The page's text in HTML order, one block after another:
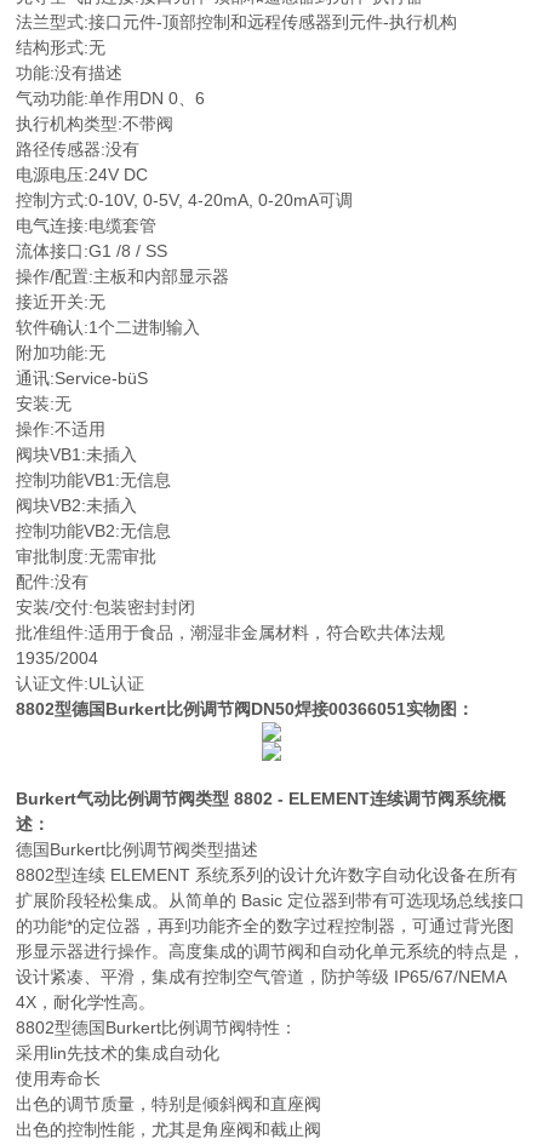
法兰型式:接口元件-顶部控制和远程传感器到元件-执行机构
结构形式:无
功能:没有描述
气动功能:单作用DN 0、6
执行机构类型:不带阀
路径传感器:没有
电源电压:24V DC
控制方式:0-10V, 0-5V, 4-20mA, 0-20mA可调
电气连接:电缆套管
流体接口:G1 /8 / SS
操作/配置:主板和内部显示器
接近开关:无
软件确认:1个二进制输入
附加功能:无
通讯:Service-büS
安装:无
操作:不适用
阀块VB1:未插入
控制功能VB1:无信息
阀块VB2:未插入
控制功能VB2:无信息
审批制度:无需审批
配件:没有
安装/交付:包装密封封闭
批准组件:适用于食品，潮湿非金属材料，符合欧共体法规
1935/2004
认证文件:UL认证
8802型德国Burkert比例调节阀DN50焊接00366051实物图：
Burkert气动比例调节阀类型 8802 - ELEMENT连续调节阀系统概
述：
德国Burkert比例调节阀类型描述
8802型连续 ELEMENT 系统系列的设计允许数字自动化设备在所有
扩展阶段轻松集成。从简单的 Basic 定位器到带有可选现场总线接口
的功能*的定位器，再到功能齐全的数字过程控制器，可通过背光图
形显示器进行操作。高度集成的调节阀和自动化单元系统的特点是，
设计紧凑、平滑，集成有控制空气管道，防护等级 IP65/67/NEMA
4X，耐化学性高。
8802型德国Burkert比例调节阀特性：
采用lin先技术的集成自动化
使用寿命长
出色的调节质量，特别是倾斜阀和直座阀
出色的控制性能，尤其是角座阀和截止阀